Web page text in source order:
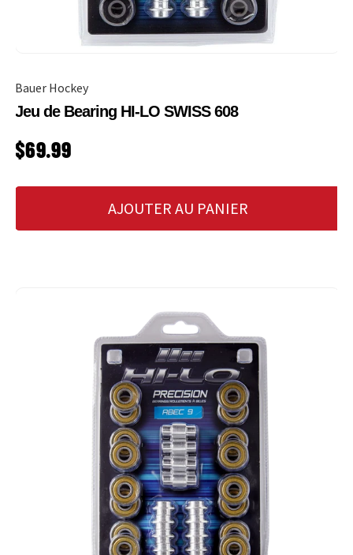
Bauer Hockey
Jeu de Bearing HI-LO SWISS 608
PRIX HABITUEL
$69.99
AJOUTER AU PANIER